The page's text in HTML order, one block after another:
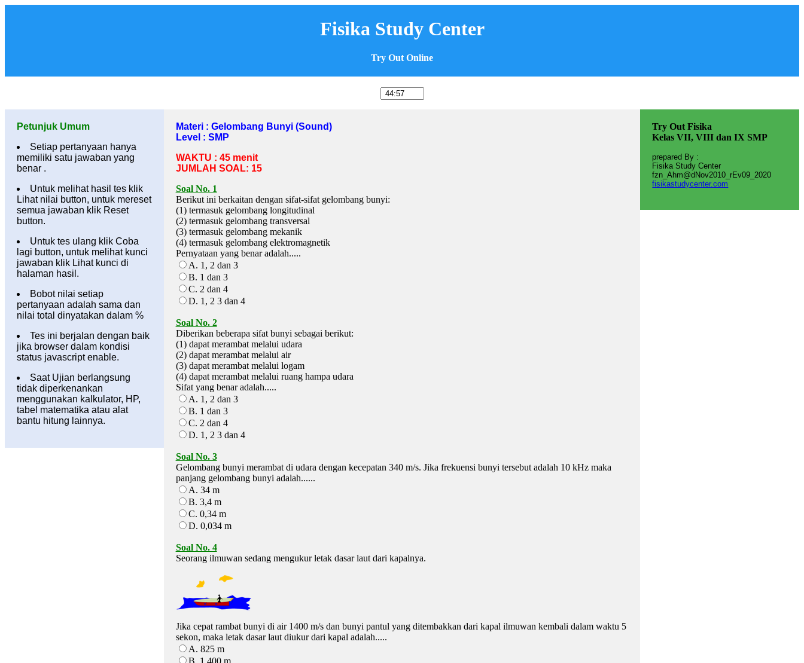
Fisika Study Center
Try Out Online
Petunjuk Umum
Setiap pertanyaan hanya
memiliki satu jawaban yang
benar .
Untuk melihat hasil tes klik
Lihat nilai button, untuk mereset
semua jawaban klik Reset
button.
Untuk tes ulang klik Coba
lagi button, untuk melihat kunci
jawaban klik Lihat kunci di
halaman hasil.
Bobot nilai setiap
pertanyaan adalah sama dan
nilai total dinyatakan dalam %
Tes ini berjalan dengan baik
jika browser dalam kondisi
status javascript enable.
Saat Ujian berlangsung
tidak diperkenankan
menggunakan kalkulator, HP,
tabel matematika atau alat
bantu hitung lainnya.
Materi : Gelombang Bunyi (Sound)
Level : SMP
WAKTU : 45 menit
JUMLAH SOAL: 15
Soal No. 1
Berikut ini berkaitan dengan sifat-sifat gelombang bunyi:
(1) termasuk gelombang longitudinal
(2) termasuk gelombang transversal
(3) termasuk gelombang mekanik
(4) termasuk gelombang elektromagnetik
Pernyataan yang benar adalah.....
A. 1, 2 dan 3
B. 1 dan 3
C. 2 dan 4
D. 1, 2 3 dan 4
Soal No. 2
Diberikan beberapa sifat bunyi sebagai berikut:
(1) dapat merambat melalui udara
(2) dapat merambat melalui air
(3) dapat merambat melalui logam
(4) dapat merambat melalui ruang hampa udara
Sifat yang benar adalah.....
A. 1, 2 dan 3
B. 1 dan 3
C. 2 dan 4
D. 1, 2 3 dan 4
Soal No. 3
Gelombang bunyi merambat di udara dengan kecepatan 340 m/s. Jika frekuensi bunyi tersebut adalah 10 kHz maka
panjang gelombang bunyi adalah......
A. 34 m
B. 3,4 m
C. 0,34 m
D. 0,034 m
Soal No. 4
Seorang ilmuwan sedang mengukur letak dasar laut dari kapalnya.
Jika cepat rambat bunyi di air 1400 m/s dan bunyi pantul yang ditembakkan dari kapal ilmuwan kembali dalam waktu 5
sekon, maka letak dasar laut diukur dari kapal adalah.....
A. 825 m
B. 1.400 m
Try Out Fisika
Kelas VII, VIII dan IX SMP
prepared By :
Fisika Study Center
fzn_Ahm@dNov2010_rEv09_2020
fisikastudycenter.com